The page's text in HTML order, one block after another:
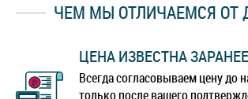
ЧЕМ МЫ ОТЛИЧАЕМСЯ ОТ
ЦЕНА ИЗВЕСТНА ЗАРАНЕЕ
Всегда согласовываем цену до
только после вашего